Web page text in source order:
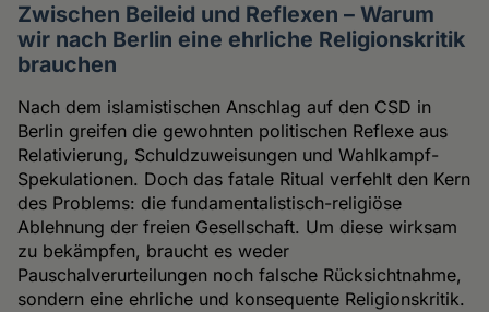
Zwischen Beileid und Reflexen – Warum
wir nach Berlin eine ehrliche Religionskritik
brauchen
Nach dem islamistischen Anschlag auf den CSD in
Berlin greifen die gewohnten politischen Reflexe aus
Relativierung, Schuldzuweisungen und Wahlkampf-
Spekulationen. Doch das fatale Ritual verfehlt den Kern
des Problems: die fundamentalistisch-religiöse
Ablehnung der freien Gesellschaft. Um diese wirksam
zu bekämpfen, braucht es weder
Pauschalverurteilungen noch falsche Rücksichtnahme,
sondern eine ehrliche und konsequente Religionskritik.